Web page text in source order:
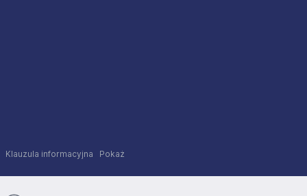
Klauzula informacyjna Pokaż